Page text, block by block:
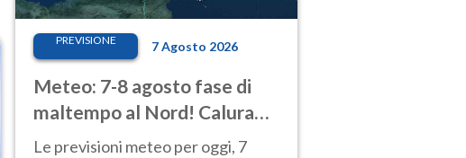
PREVISIONE 7 Agosto 2026
Meteo: 7-8 agosto fase di
maltempo al Nord! Calura
fino a Ferragosto
Le previsioni meteo per oggi, 7